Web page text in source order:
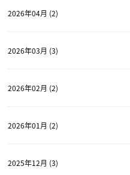
2026年04月 (2)
2026年03月 (3)
2026年02月 (2)
2026年01月 (2)
2025年12月 (3)